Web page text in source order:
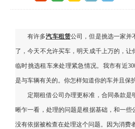
有许多汽车租赁公司，但是挑选一家并
了，今天不允许买车，明天成千上万的，让
临时挑选租车来处理紧急情况。我市有近
是与车辆有关的。你怎样知道你的车并且保
定期租借公司办理更标准，合同条款
晰乍一看，处理的问题是根据基础，和一
没有依据被检查在处理这个问题。因为消费